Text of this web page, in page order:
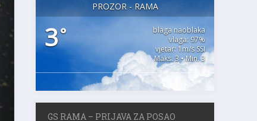
PROZOR - RAMA
3°
blaga naoblaka
vlaga: 97%
vjetar: 1m/s SSI
Maks. 3 • Min. 3
GS RAMA – PRIJAVA ZA POSAO